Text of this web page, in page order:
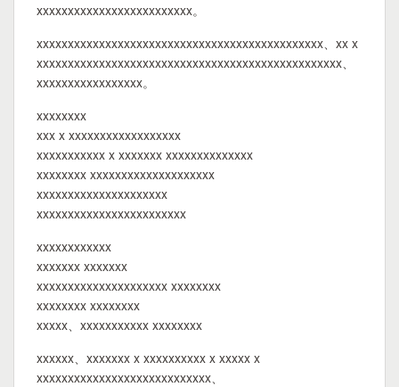
xxxxxxxxxxxxxxxxxxxxxxxxx。
xxxxxxxxxxxxxxxxxxxxxxxxxxxxxxxxxxxxxxxxxxxxxx、xx x
xxxxxxxxxxxxxxxxxxxxxxxxxxxxxxxxxxxxxxxxxxxxxxxxx、
xxxxxxxxxxxxxxxxx。
xxxxxxxx
xxx x xxxxxxxxxxxxxxxxxx
xxxxxxxxxxx x xxxxxxx xxxxxxxxxxxxxx
xxxxxxxx xxxxxxxxxxxxxxxxxxxx
xxxxxxxxxxxxxxxxxxxxx
xxxxxxxxxxxxxxxxxxxxxxxx
xxxxxxxxxxxx
xxxxxxx xxxxxxx
xxxxxxxxxxxxxxxxxxxxx xxxxxxxx
xxxxxxxx xxxxxxxx
xxxxx、xxxxxxxxxxx xxxxxxxx
xxxxxx、xxxxxxx x xxxxxxxxxx x xxxxx x
xxxxxxxxxxxxxxxxxxxxxxxxxxxx、